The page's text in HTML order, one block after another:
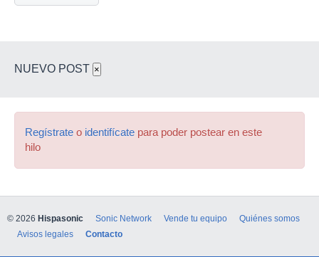
NUEVO POST ×
Regístrate o identifícate para poder postear en este
hilo
© 2026 Hispasonic Sonic Network Vende tu equipo
Quiénes somos
Avisos legales
Contacto